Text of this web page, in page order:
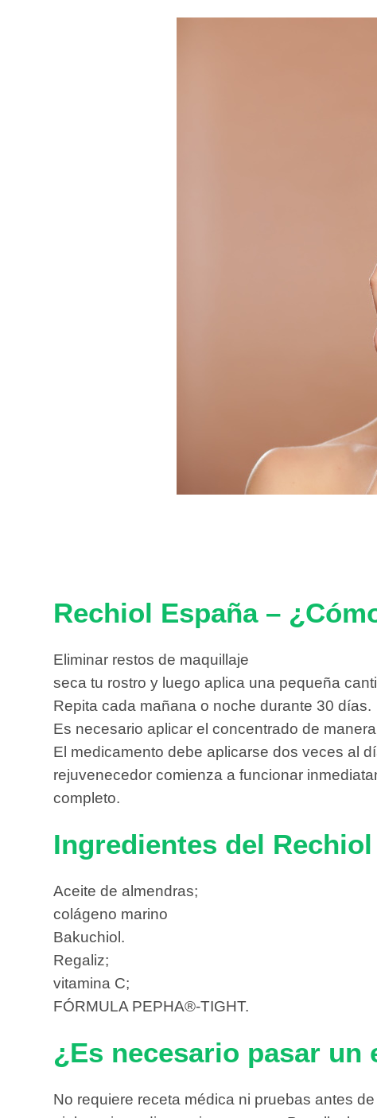
Rechiol España –
Eliminar restos de maquillaje
seca tu rostro y luego aplica una pequeña
Repita cada mañana o noche durante 30 días.
Es necesario aplicar el concentrado de
El medicamento debe aplicarse dos veces al
rejuvenecedor comienza a funcionar
completo.
Ingredientes del
Aceite de almendras;
colágeno marino
Bakuchiol.
Regaliz;
vitamina C;
FÓRMULA PEPHA®-TIGHT.
¿Es necesario pasar un
No requiere receta médica ni pruebas antes